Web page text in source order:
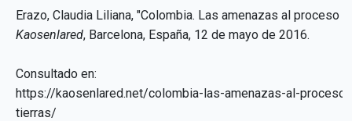
Erazo, Claudia Liliana, "Colombia. Las amenazas al proceso
Kaosenlared, Barcelona, España, 12 de mayo de 2016.
Consultado en:
https://kaosenlared.net/colombia-las-amenazas-al-
tierras/